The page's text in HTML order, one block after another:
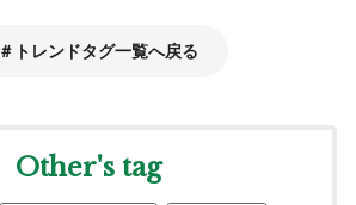
＃トレンドタグ一覧へ戻る
Other's tag